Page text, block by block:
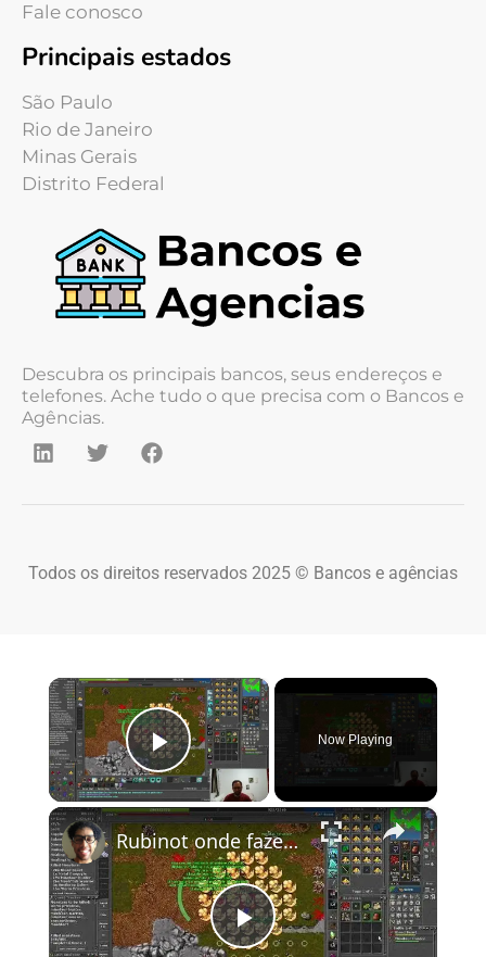
Fale conosco
Principais estados
São Paulo
Rio de Janeiro
Minas Gerais
Distrito Federal
Descubra os principais bancos, seus endereços e
telefones. Ache tudo o que precisa com o Bancos e
Agências.
Todos os direitos reservados 2025 © Bancos e agências
×
Play Video
Now Playing
×
Play Video
Rubinot onde fazer a Task de Oramond